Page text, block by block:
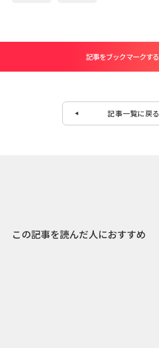
記事をブックマークする
記事一覧に戻る
この記事を読んだ人におすすめ